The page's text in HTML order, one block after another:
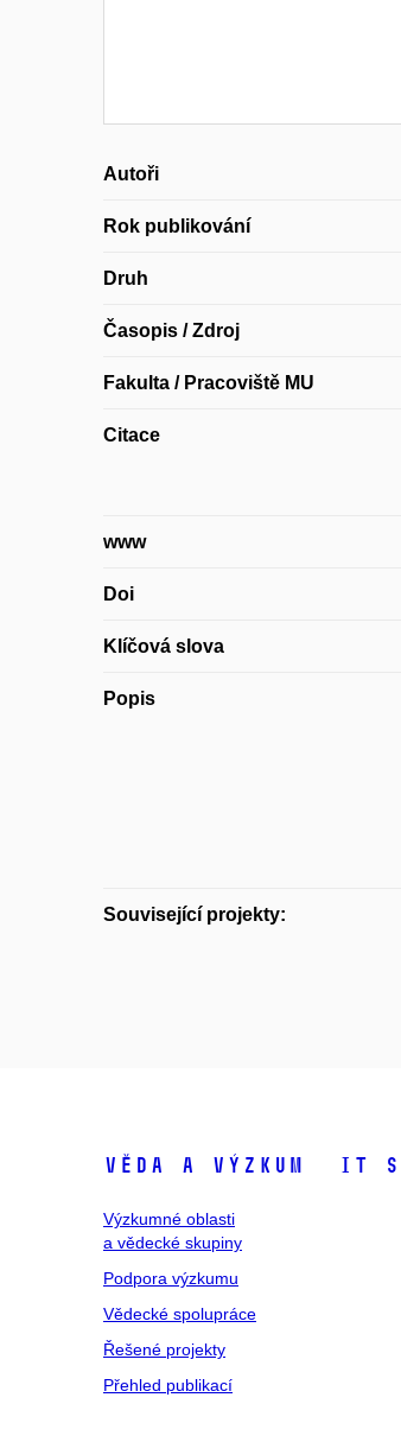
Autoři
Rok publikování
Druh
Časopis / Zdroj
Fakulta / Pracoviště MU
Citace
www
Doi
Klíčová slova
Popis
Související projekty:
Věda a výzkum
Výzkumné oblasti
a vědecké skupiny
Podpora výzkumu
Vědecké spolupráce
Řešené projekty
Přehled publikací
IT